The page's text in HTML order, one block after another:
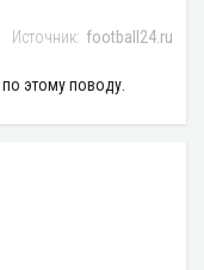
football24.ru
этому поводу.